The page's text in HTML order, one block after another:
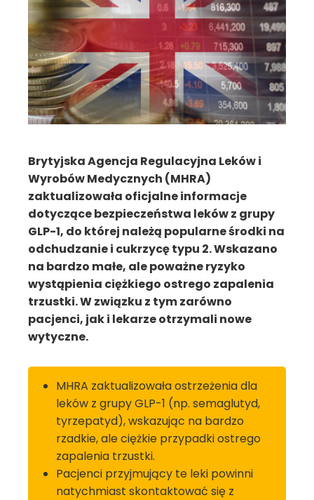
Brytyjska Agencja Regulacyjna Leków i
Wyrobów Medycznych (MHRA)
zaktualizowała oficjalne informacje
dotyczące bezpieczeństwa leków z grupy
GLP-1, do której należą popularne środki na
odchudzanie i cukrzycę typu 2. Wskazano
na bardzo małe, ale poważne ryzyko
wystąpienia ciężkiego ostrego zapalenia
trzustki. W związku z tym zarówno
pacjenci, jak i lekarze otrzymali nowe
wytyczne.
MHRA zaktualizowała ostrzeżenia dla
leków z grupy GLP-1 (np. semaglutyd,
tyrzepatyd), wskazując na bardzo
rzadkie, ale ciężkie przypadki ostrego
zapalenia trzustki.
Pacjenci przyjmujący te leki powinni
natychmiast skontaktować się z